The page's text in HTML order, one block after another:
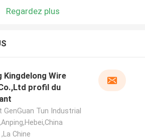
Regardez plus
Kingdelong Wire
profil du
GenGuan Tun Industrial
Chine